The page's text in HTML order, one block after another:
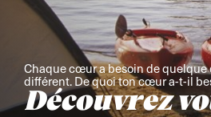
Chaque cœur a besoin de quelque
différent. De quoi ton cœur a-t-il
Découvrez